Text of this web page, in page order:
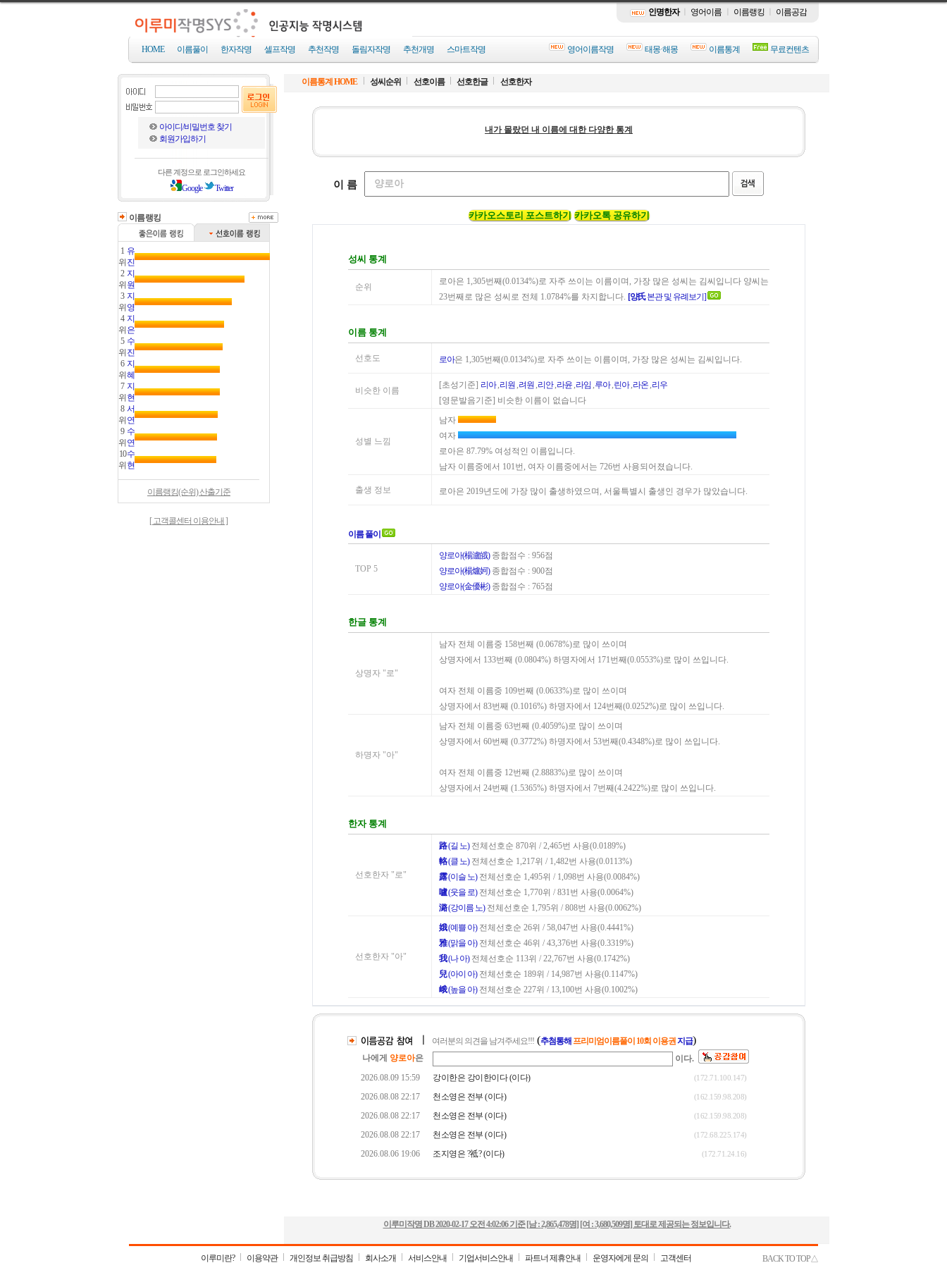
인명한자 영어이름 이름랭킹 이름공감
HOME 이름풀이 한자작명 셀프작명 추천작명 돌림자작명 추천개명 스마트작명 영어이름작명 태몽·해몽 이름통계 무료컨텐츠
아이디/비밀번호 찾기
회원가입하기
다른 계정으로 로그인하세요
Google Twitter
이름랭킹
1
위
유
진
2
위
지
원
3
위
지
영
4
위
지
은
5
위
수
진
6
위
지
혜
7
위
지
현
8
위
서
연
9
위
수
연
10
위
수
현
이름랭킹(순위) 산출기준
[ 고객콜센터 이용안내 ]
이름통계 HOME 성씨순위 선호이름 선호한글 선호한자
이루미작명 DB2020-02-17 오전 4:02:06기준 [남 :2,865,478명] [여 :3,680,509명] 토대로 제공되는 정보입니다.
이루미란? 이용약관 개인정보 취급방침 회사소개 서비스안내 기업서비스안내 파트너 제휴안내 운영자에게 문의 고객센터 BACK TO TOP△